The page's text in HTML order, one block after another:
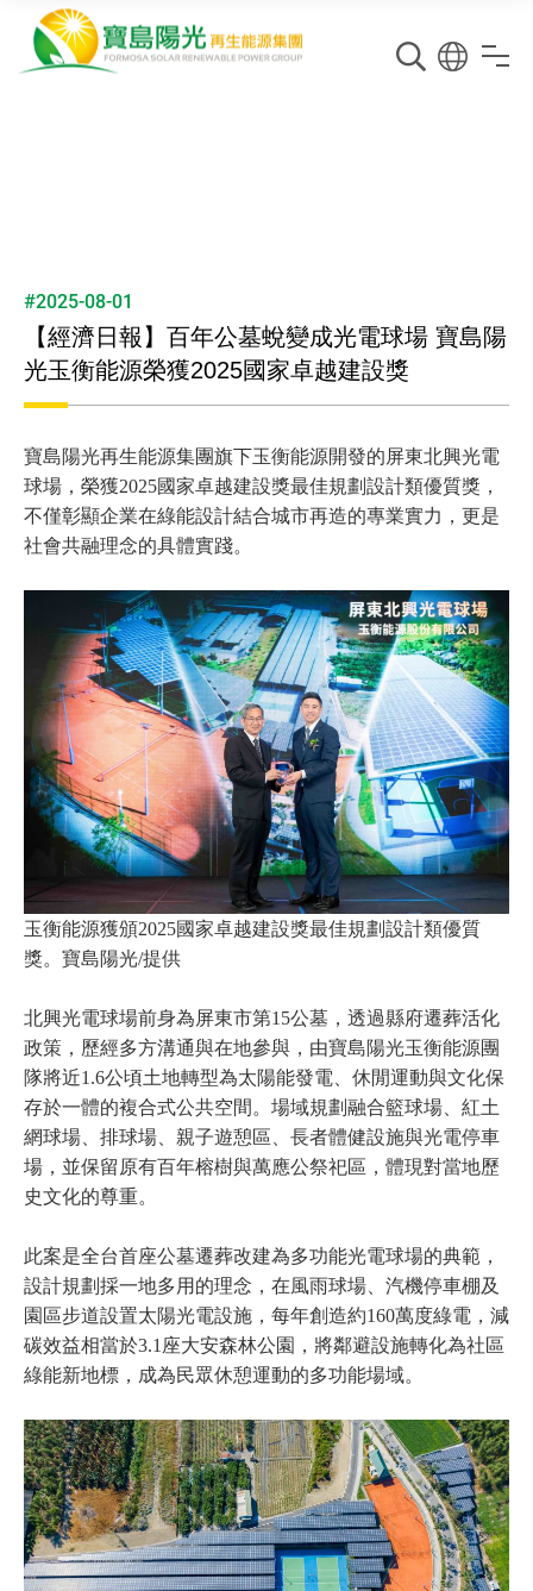
#2025-08-01
【經濟日報】百年公墓蛻變成光電球場 寶島陽
光玉衡能源榮獲2025國家卓越建設獎
寶島陽光再生能源集團旗下玉衡能源開發的屏東北興光電
球場，榮獲2025國家卓越建設獎最佳規劃設計類優質獎，
不僅彰顯企業在綠能設計結合城市再造的專業實力，更是
社會共融理念的具體實踐。
玉衡能源獲頒2025國家卓越建設獎最佳規劃設計類優質
獎。寶島陽光/提供
北興光電球場前身為屏東市第15公墓，透過縣府遷葬活化
政策，歷經多方溝通與在地參與，由寶島陽光玉衡能源團
隊將近1.6公頃土地轉型為太陽能發電、休閒運動與文化保
存於一體的複合式公共空間。場域規劃融合籃球場、紅土
網球場、排球場、親子遊憩區、長者體健設施與光電停車
場，並保留原有百年榕樹與萬應公祭祀區，體現對當地歷
史文化的尊重。
此案是全台首座公墓遷葬改建為多功能光電球場的典範，
設計規劃採一地多用的理念，在風雨球場、汽機停車棚及
園區步道設置太陽光電設施，每年創造約160萬度綠電，減
碳效益相當於3.1座大安森林公園，將鄰避設施轉化為社區
綠能新地標，成為民眾休憩運動的多功能場域。